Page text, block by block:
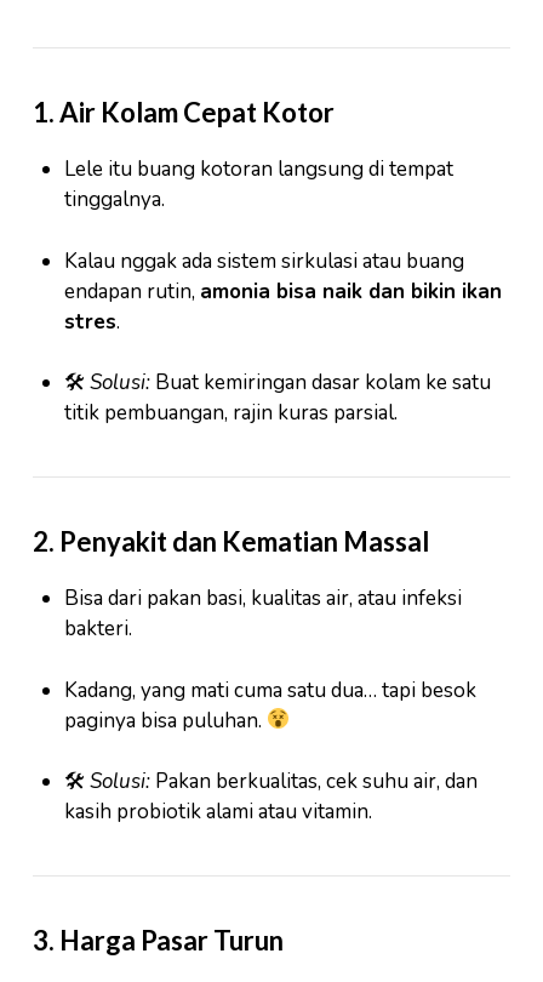
1.Air Kolam Cepat Kotor
Lele itu buang kotoran langsung di tempat
tinggalnya.
Kalau nggak ada sistem sirkulasi atau buang
endapan rutin, amonia bisa naik dan bikin ikan
stres.
🛠 Solusi:Buat kemiringan dasar kolam ke satu
titik pembuangan, rajin kuras parsial.
2. Penyakit dan Kematian Massal
Bisa dari pakan basi, kualitas air, atau infeksi
bakteri.
Kadang, yang mati cuma satu dua… tapi besok
paginya bisa puluhan.
🛠 Solusi:Pakan berkualitas, cek suhu air, dan
kasih probiotik alami atau vitamin.
3. Harga Pasar Turun